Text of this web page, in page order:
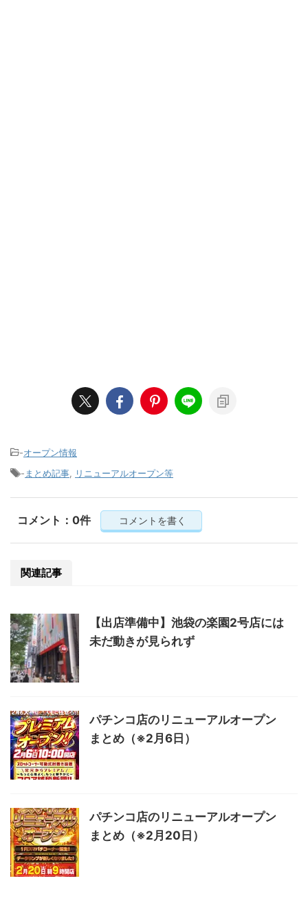
-オープン情報
- まとめ記事 リニューアルオープン等
コメント：0件 コメントを書く
関連記事
【出店準備中】池袋の楽園2号店には
未だ動きが見られず
パチンコ店のリニューアルオープン
まとめ（※2月6日）
パチンコ店のリニューアルオープン
まとめ（※2月20日）